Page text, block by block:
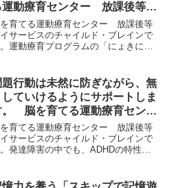
運動療育センター 放課後等デ
サービスのチャイルド・ブレイ
育てる運動療育センター 放課後等
サービスのチャイルド・ブレインで
運動療育プログラムの「にょきにょ
します。次は右手の小指と左手の親
出します。これを「に...
題行動は未然に防ぎながら、無
していけるようにサポートしま
。 脳を育てる運動療育センタ
放課後等デイサービスのチャ
ルド・ブレイン
を育てる運動療育センター 放課後等
サービスのチャイルド・ブレインで
発達障害の中でも、ADHDの特性を
よくあります。また、ASD（自閉症